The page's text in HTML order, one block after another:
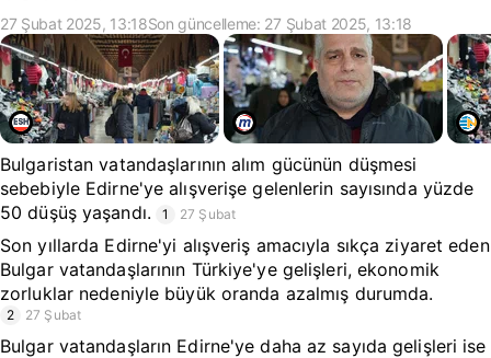
27 Şubat 2025, 13:18Son güncelleme: 27 Şubat 2025, 13:18
Bulgaristan vatandaşlarının alım gücünün düşmesi
sebebiyle Edirne'ye alışverişe gelenlerin sayısında yüzde
50 düşüş yaşandı.
1 27 Şubat
Son yıllarda Edirne'yi alışveriş amacıyla sıkça ziyaret eden
Bulgar vatandaşlarının Türkiye'ye gelişleri, ekonomik
zorluklar nedeniyle büyük oranda azalmış durumda.
2 27 Şubat
Bulgar vatandaşların Edirne'ye daha az sayıda gelişleri ise